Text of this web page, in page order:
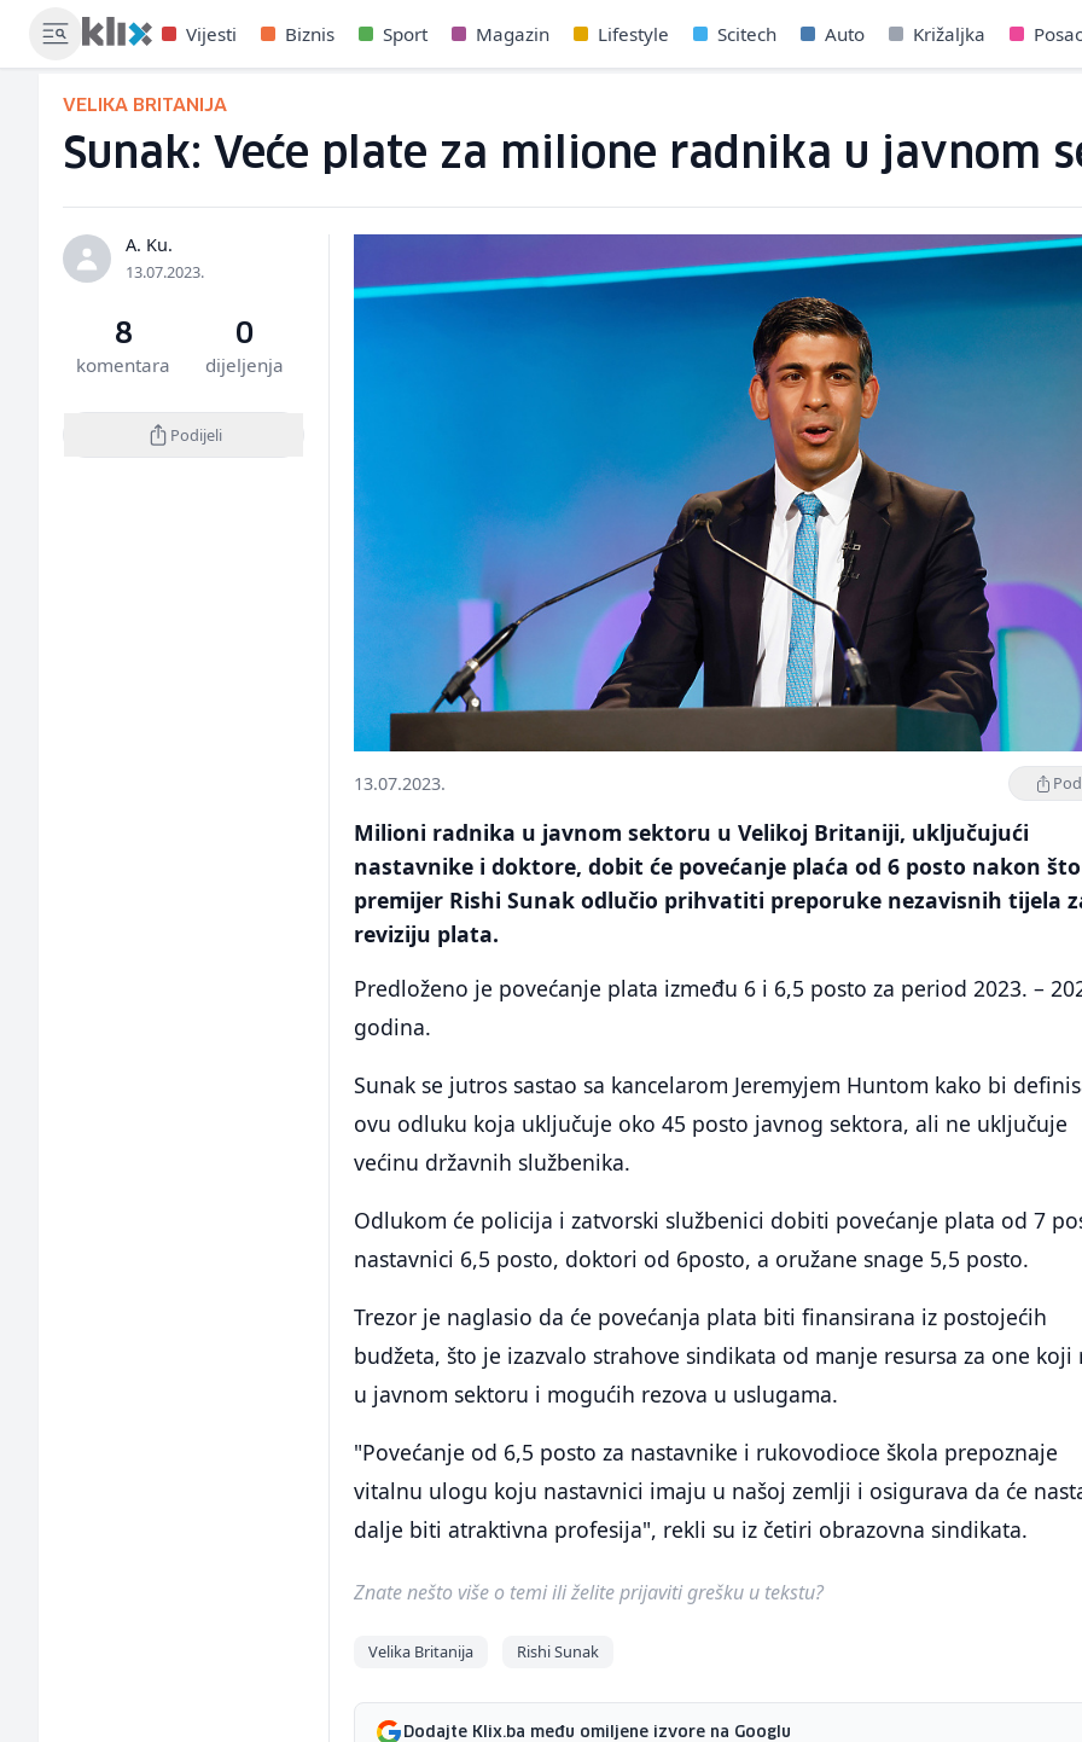
Vijesti Biznis Sport Magazin Lifestyle Scitech Auto Križaljka
VELIKA BRITANIJA
Sunak: Veće plate za milione radnika u javnom
A. Ku.
13.07.2023.
8
komentara
0
dijeljenja
Podijeli
13.07.2023.
Milioni radnika u javnom sektoru u Velikoj Britaniji, uključujući
nastavnike i doktore, dobit će povećanje plaća od 6 posto nakon
premijer Rishi Sunak odlučio prihvatiti preporuke nezavisnih tijela
reviziju plata.
Predloženo je povećanje plata između 6 i 6,5 posto za period 2023. –
godina.
Sunak se jutros sastao sa kancelarom Jeremyjem Huntom kako bi
ovu odluku koja uključuje oko 45 posto javnog sektora, ali ne uključuje
većinu državnih službenika.
Odlukom će policija i zatvorski službenici dobiti povećanje plata od 7
nastavnici 6,5 posto, doktori od 6posto, a oružane snage 5,5 posto.
Trezor je naglasio da će povećanja plata biti finansirana iz postojećih
budžeta, što je izazvalo strahove sindikata od manje resursa za one koji
u javnom sektoru i mogućih rezova u uslugama.
"Povećanje od 6,5 posto za nastavnike i rukovodioce škola prepoznaje
vitalnu ulogu koju nastavnici imaju u našoj zemlji i osigurava da će
dalje biti atraktivna profesija", rekli su iz četiri obrazovna sindikata.
Znate nešto više o temi ili želite prijaviti grešku u tekstu?
Velika Britanija Rishi Sunak
Dodajte Klix.ba među omiljene izvore na Googlu